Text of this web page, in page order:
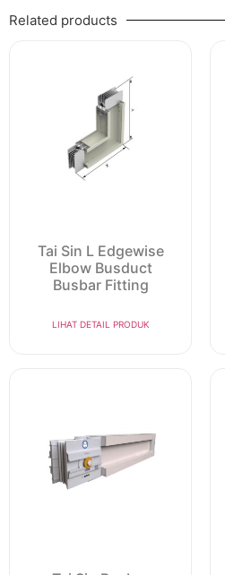
Related products
Tai Sin L Edgewise
Elbow Busduct
Busbar Fitting
LIHAT DETAIL PRODUK